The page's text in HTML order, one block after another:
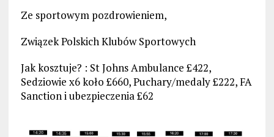
Ze sportowym pozdrowieniem,
Związek Polskich Klubów Sportowych
Jak kosztuje? : St Johns Ambulance £422,
Sedziowie x6 koło £660, Puchary/medaly £222, FA
Sanction i ubezpieczenia £62